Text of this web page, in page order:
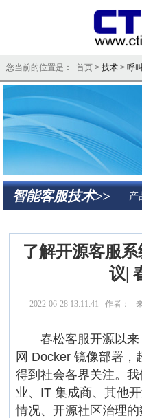
您当前的位置是： 首页 > 技术> 呼
智能客服技术>> 产
了解开源客服
议|
2022-06-28 13:11:41 作者：
春松客服开源以来
网 Docker 镜像部署，
得到社会各界关注。
业、IT 集成商、其他
情况、开源社区治理